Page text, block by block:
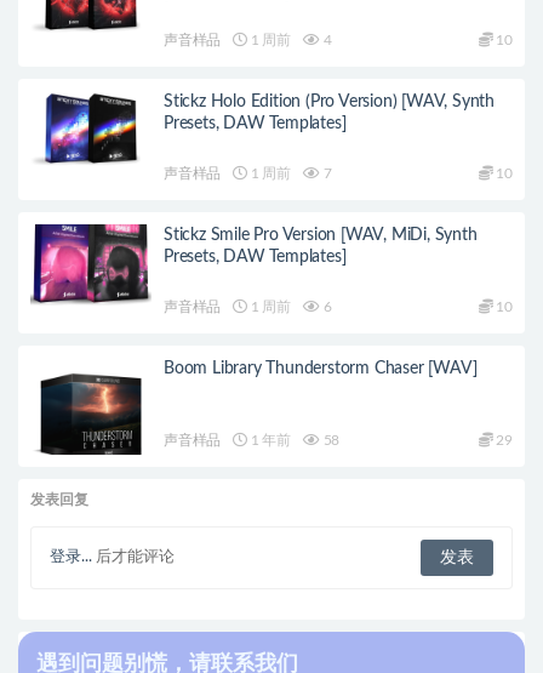
声音样品 1 周前 4 10
Stickz Holo Edition (Pro Version) [WAV, Synth
Presets, DAW Templates]
声音样品 1 周前 7 10
Stickz Smile Pro Version [WAV, MiDi, Synth
Presets, DAW Templates]
声音样品 1 周前 6 10
Boom Library Thunderstorm Chaser [WAV]
声音样品 1 年前 58 29
发表回复
登录... 后才能评论
遇到问题别慌，请联系我们